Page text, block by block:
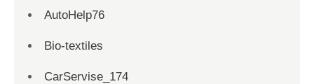
AutoHelp76
Bio-textiles
CarServise_174